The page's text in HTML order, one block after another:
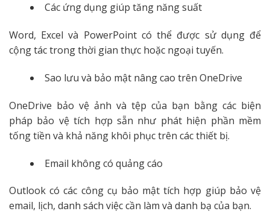
Các ứng dụng giúp tăng năng suất
Word, Excel và PowerPoint có thể được sử dụng để
cộng tác trong thời gian thực hoặc ngoại tuyến.
Sao lưu và bảo mật nâng cao trên OneDrive
OneDrive bảo vệ ảnh và tệp của bạn bằng các biện
pháp bảo vệ tích hợp sẵn như phát hiện phần mềm
tống tiền và khả năng khôi phục trên các thiết bị.
Email không có quảng cáo
Outlook có các công cụ bảo mật tích hợp giúp bảo vệ
email, lịch, danh sách việc cần làm và danh bạ của bạn.